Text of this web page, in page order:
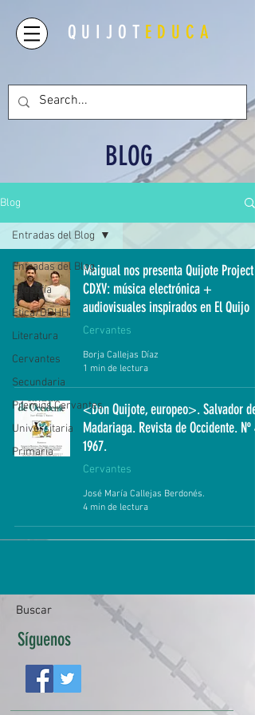
QUIJOT EDUCA
BLOG
Blog
Entradas del Blog
Filosofía
Ética/DDHH
Literatura
Cervantes
Secundaria
Premios Cervantes
Universitaria
Primaria
Entradas del Blog
Maigual nos presenta Quijote Project
CDXV: música electrónica +
audiovisuales inspirados en El Quijo
Cervantes
Borja Callejas Díaz
1 min de lectura
<Don Quijote, europeo>. Salvador de
Madariaga. Revista de Occidente. Nº
1967.
Cervantes
José María Callejas Berdonés.
4 min de lectura
Buscar
Síguenos